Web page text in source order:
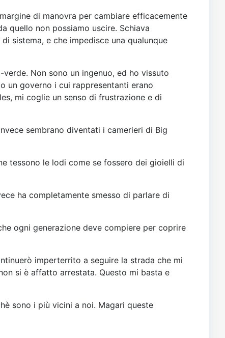
di manovra per cambiare efficacemente
quello non possiamo uscire. Schiava
sistema, e che impedisce una qualunque
Non sono un ingenuo, ed ho vissuto
un governo i cui rappresentanti erano
mi coglie un senso di frustrazione e di
sembrano diventati i camerieri di Big
tessono le lodi come se fossero dei gioielli di
ha completamente smesso di parlare di
ogni generazione deve compiere per coprire
imperterrito a seguire la strada che mi
si è affatto arrestata. Questo mi basta e
sono i più vicini a noi. Magari queste